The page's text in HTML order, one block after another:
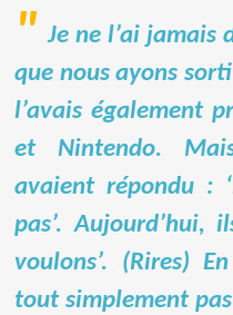
Je ne l’ai jamais
que nous ayons
l’avais également
et Nintendo.
avaient répondu :
pas’. Aujourd’hui,
voulons’. (Rires)
tout simplement